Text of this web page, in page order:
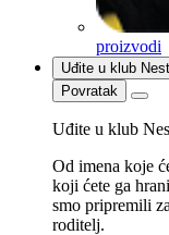
proizvodi
Uđite u klub
Povratak
Uđite u klub
Od imena koje
koji ćete ga
smo pripremili
roditelj.